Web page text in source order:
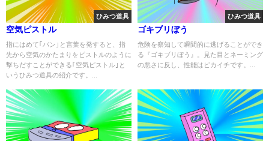
ひみつ道具
空気ピストル
指にはめて｢バン｣と言葉を発すると、指
先から空気のかたまりをピストルのように
撃ちだすことができる｢空気ピストル｣と
いうひみつ道具の紹介です。...
ひみつ道具
ゴキブリぼう
危険を察知して瞬間的に逃げることができ
る『ゴキブリぼう』。見た目とネーミング
の悪さに反し、性能はピカイチです。...